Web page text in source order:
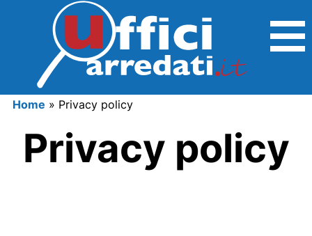
Home » Privacy policy
Privacy policy